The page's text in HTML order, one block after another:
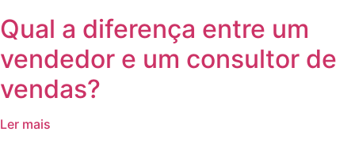
Qual a diferença entre um
vendedor e um consultor de
vendas?
Ler mais